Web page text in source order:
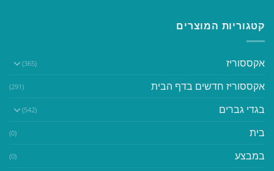
קטגוריות המוצרים
אקססוריז (365)
אקססוריז חדשים בדף הבית (291)
בגדי גברים (542)
בית (0)
במבצע (0)